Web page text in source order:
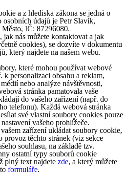
a z hlediska zákona se jedná o
osobních údajů je Petr Slavík,
IČ: 87296080.
nás můžete kontaktovat a jak
cookies), se dozvíte v dokumentu
který najdete na našem webu.
které mohou používat webové
personalizaci obsahu a reklam,
nebo analýze návštěvnosti,
stránka pamatovala vaše
do vašeho zařízení (např. do
telefonu). Každá webová stránka
své vlastní soubory cookies pouze
vašeho prohlížeče.
zařízení ukládat soubory cookie,
provoz těchto stránek (viz sekce
souhlasu, na základě tzv.
ostatní typy souborů cookie
plný text najdete zde, a který můžete
formuláře.